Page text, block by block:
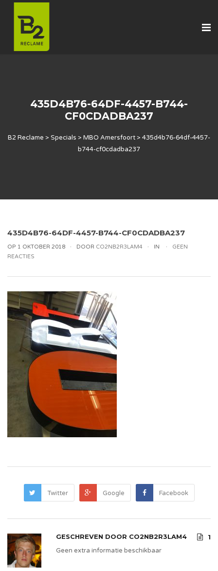
435D4B76-64DF-4457-B744-
CF0CDADBA237
B2 Reclame > Specials > MBO Amersfoort> 435d4b76-64df-4457-
b744-cf0cdadba237
435D4B76-64DF-4457-B744-CF0CDADBA237
OP 1 OKTOBER 2018 DOOR CO2NB2R3LAM4 IN
GEEN
REACTIES
Twitter Google Facebook
GESCHREVEN DOOR CO2NB2R3LAM4
1
Geen extra informatie beschikbaar